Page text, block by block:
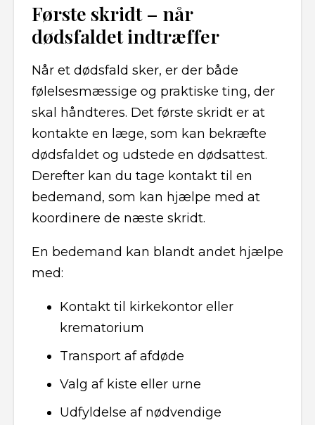
Første skridt – når
dødsfaldet indtræffer
Når et dødsfald sker, er der både
følelsesmæssige og praktiske ting, der
skal håndteres. Det første skridt er at
kontakte en læge, som kan bekræfte
dødsfaldet og udstede en dødsattest.
Derefter kan du tage kontakt til en
bedemand, som kan hjælpe med at
koordinere de næste skridt.
En bedemand kan blandt andet hjælpe
med:
Kontakt til kirkekontor eller
krematorium
Transport af afdøde
Valg af kiste eller urne
Udfyldelse af nødvendige